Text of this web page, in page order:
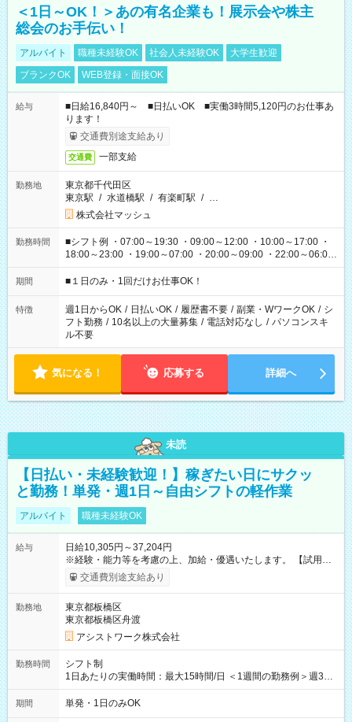
＜1日～OK！＞あの有名企業も！展示会や株主
総会のお手伝い！
アルバイト 職種未経験OK 社会人未経験OK
大学生歓迎
ブランクOK
WEB登録・面接OK
給与
■日給16,840円～ ■日払いOK ■実働3時間5,120円のお仕事あ
ります！
交通費別途支給あり
交通費 一部支給
勤務地
東京都千代田区
東京駅 / 水道橋駅 / 有楽町駅 / …
株式会社マッシュ
勤務時間
■シフト例 ・07:00～19:30 ・09:00～12:00 ・10:00～17:00 ・
18:00～23:00 ・19:00～07:00 ・20:00～09:00 ・22:00～06:00
etc ★最短で3時間で5,120円のお仕事から 15時間で2万円近く稼
げるお仕事も！ ご希望のお時間に合わせてご紹介！ ※シフトは
ください！
期間 ■１日のみ・1回だけお仕事OK！
特徴 週1日からOK / 日払いOK / 履歴書不要 / 副業・WワークOK / シ
フト勤務 / 10名以上の大量募集 / 電話対応なし / パソコンスキ
ル不要
気になる！ 応募する 詳細へ
未読
【日払い・未経験歓迎！】稼ぎたい日にサクッ
と勤務！単発・週1日～自由シフトの軽作業
アルバイト 職種未経験OK
給与
日給10,305円～37,204円
※経験・能力等を考慮の上、加給・優遇いたします。 【試用期
間】試用期間なし
交通費別途支給あり
勤務地
東京都板橋区
東京都板橋区舟渡
アシストワーク株式会社
勤務時間
シフト制
1日あたりの実働時間：最大15時間/日 ＜1週間の勤務例＞週3回
勤務 勤務：月・水・金 休み：火・木・土・日 好きな時にお仕事
可能です！ ※1日あたりの最大実働時間は日勤、夜勤共に勤務し
期間 単発・1日のみOK